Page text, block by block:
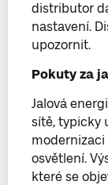
distributor
nastavení.
upozornit.
Pokuty za
Jalová
sítě, typicky
modernizaci
osvětlení.
které se